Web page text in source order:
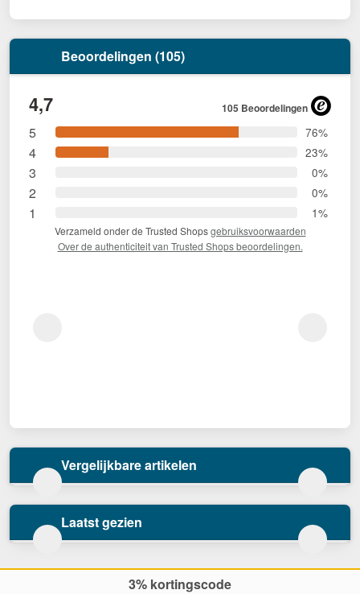
Beoordelingen (105)
4,7 105 Beoordelingen
5 76%
4 23%
3 0%
2 0%
1 1%
Verzameld onder de Trusted Shopsgebruiksvoorwaarden
Over de authenticiteit van Trusted Shops beoordelingen.
Vergelijkbare artikelen
Laatst gezien
3% kortingscode